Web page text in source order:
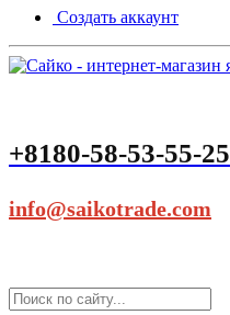
Создать аккаунт
+8180-58-53-55-25
info@saikotrade.com